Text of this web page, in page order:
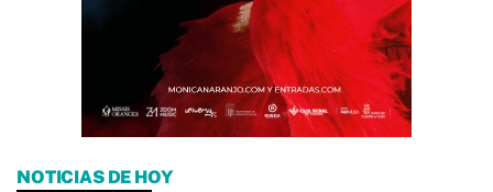
NOTICIAS DE HOY